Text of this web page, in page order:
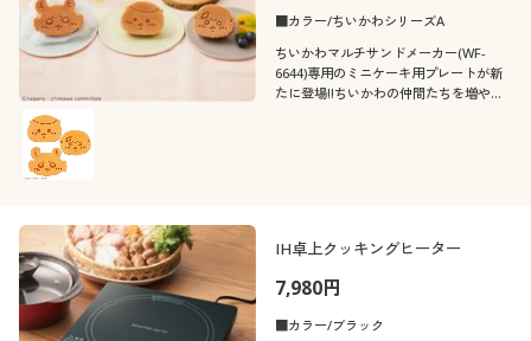
大きいサイズ 事務・制服
デジタルカタログ
カタログ無料プレゼント
会員メニュー
マイページ
閲覧履歴
価格 ～
■カラー/ちいかわシリーズA
ちいかわマルチサンドメーカー(WF-
6644)専用のミニケーキ用プレートが新
たに登場!!ちいかわの仲間たちを増や
IH卓上クッキングヒーター
7,980円
■カラー/ブラック